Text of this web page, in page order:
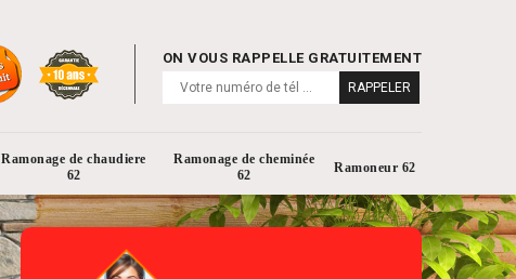
ON VOUS RAPPELLE GRATUITEMENT
Ramonage de chaudiere
62
Ramonage de cheminée
62
Ramoneur 62